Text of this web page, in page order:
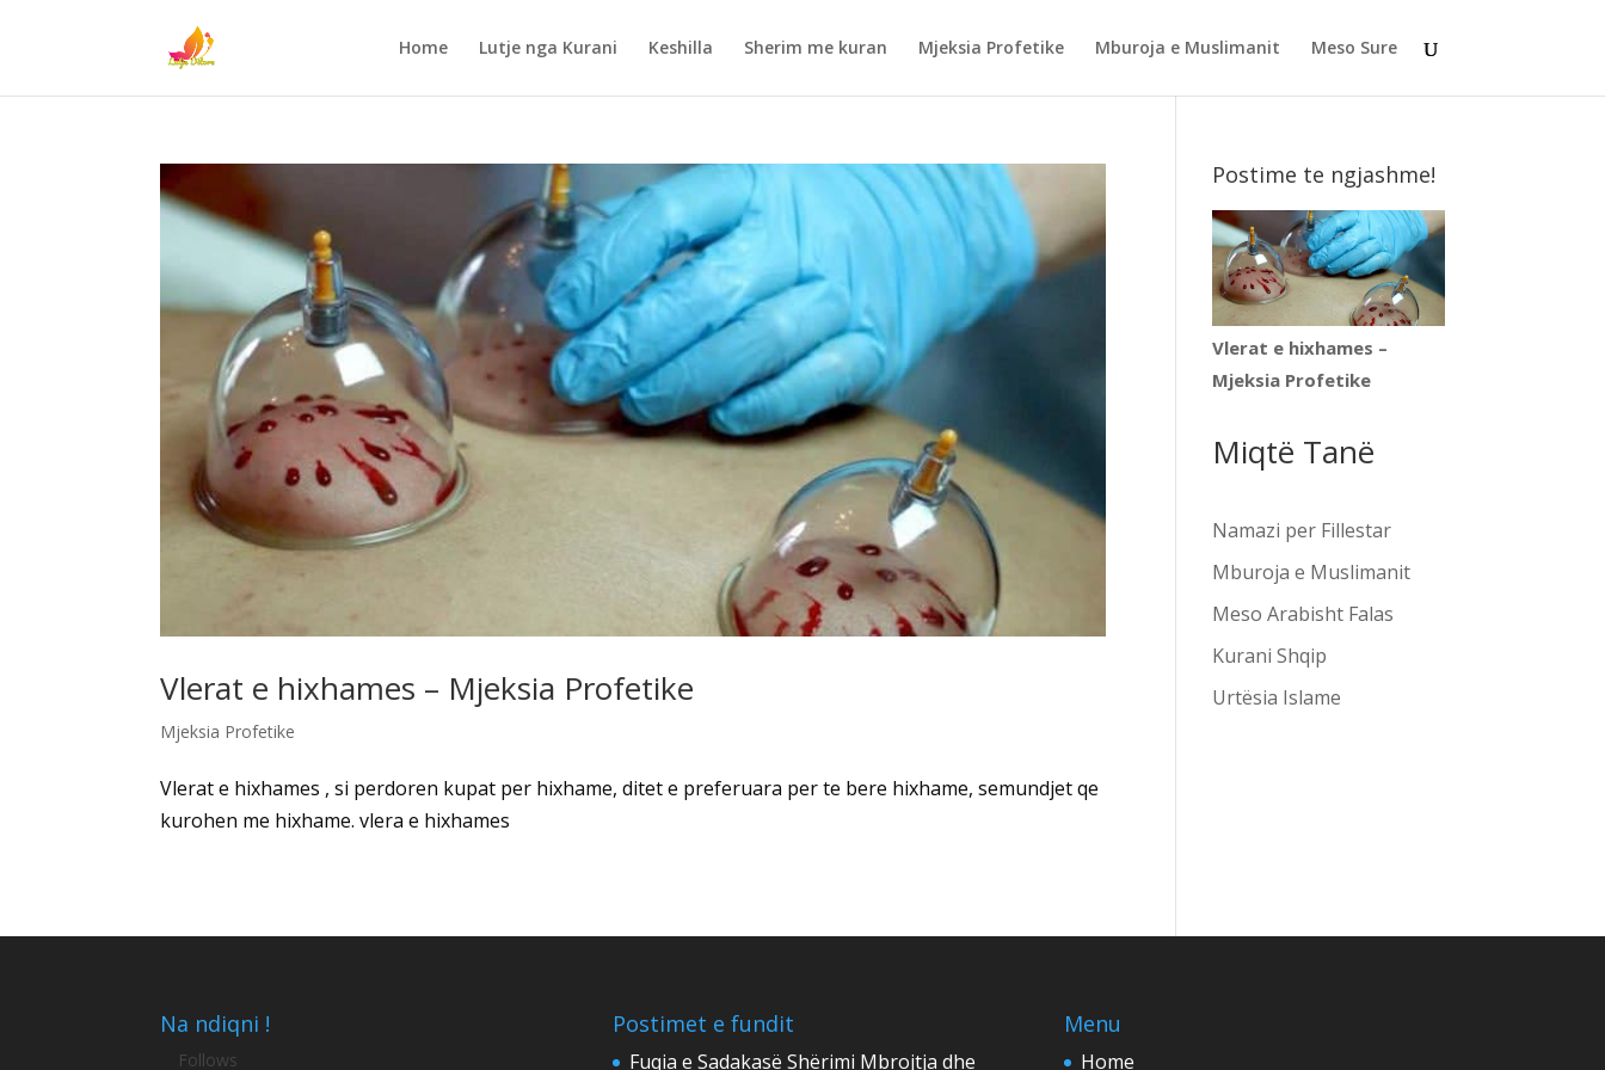
Home Lutje nga Kurani Keshilla Sherim me kuran Mjeksia Profetike Mburoja e Muslimanit Meso Sure
Vlerat e hixhames – Mjeksia Profetike
Mjeksia Profetike
Vlerat e hixhames , si perdoren kupat per hixhame, ditet e preferuara per te bere hixhame, semundjet qe
kurohen me hixhame. vlera e hixhames
Postime te ngjashme!
Vlerat e hixhames –
Mjeksia Profetike
Miqtë Tanë
Namazi per Fillestar
Mburoja e Muslimanit
Meso Arabisht Falas
Kurani Shqip
Urtësia Islame
Na ndiqni !
Follows
Postimet e fundit
Fuqia e Sadakasë Shërimi Mbrojtja dhe
Menu
Home